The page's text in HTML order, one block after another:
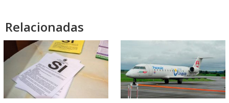
Relacionadas